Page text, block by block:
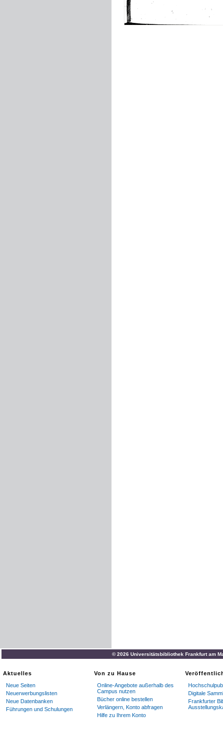
© 2026 Universitätsbibliothek Frankfurt am
Aktuelles
Neue Seiten
Neuerwerbungslisten
Neue Datenbanken
Führungen und Schulungen
Von zu Hause
Online-Angebote außerhalb des
Campus nutzen
Bücher online bestellen
Verlängern, Konto abfragen
Hilfe zu Ihrem Konto
Digitale
Frankfurter